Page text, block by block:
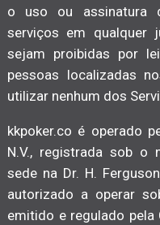
o uso ou assinatura
serviços em qualquer
sejam proibidas por
pessoas localizadas
utilizar nenhum dos
kkpoker.co é operado
N.V., registrada sob o
sede na Dr. H.
autorizado a operar
emitido e regulado pela